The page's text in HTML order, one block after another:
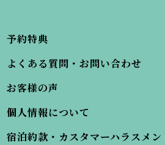
予約特典
よくある質問・お問い合わせ
お客様の声
個人情報について
宿泊約款・カスタマーハラスメン